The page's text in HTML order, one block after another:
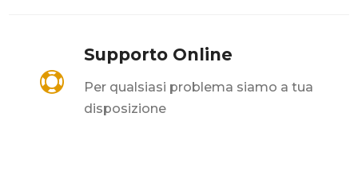

Supporto Online
Per qualsiasi problema siamo a tua
disposizione